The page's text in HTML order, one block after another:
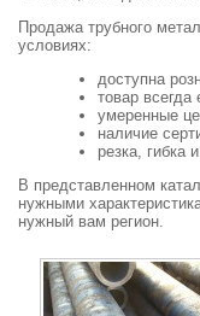
Продажа трубного
условиях:
доступна
товар всегда
умеренные
наличие
резка, гибка
В представленном
нужными
нужный вам регион.